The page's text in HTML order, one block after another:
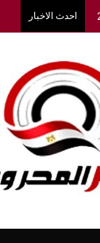
احدث الاخبار